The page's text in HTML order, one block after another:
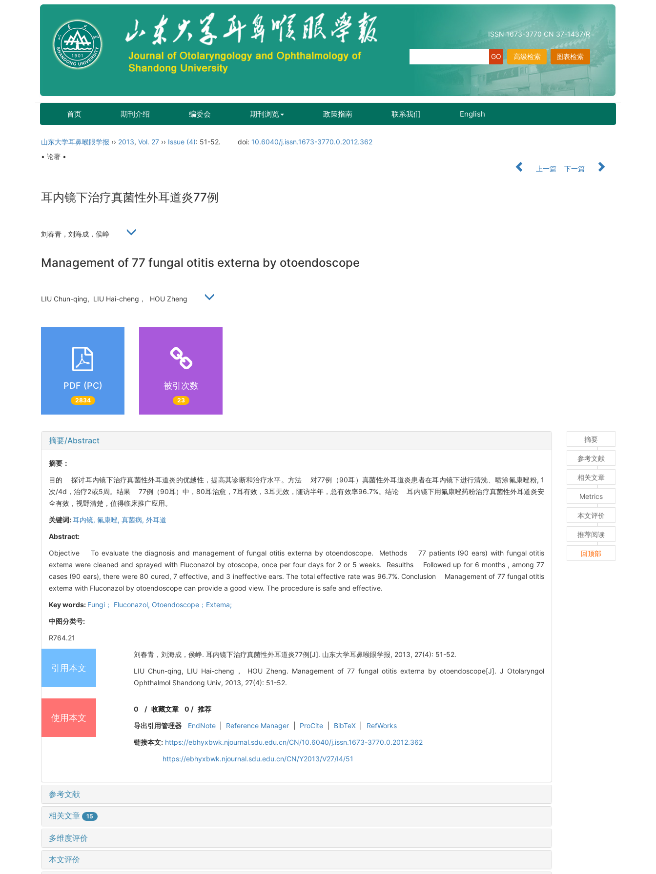
ISSN 1673-3770 CN 37-1437/R
图表检索
高级检索
首页 期刊介绍 编委会 期刊浏览 政策指南 联系我们 English
山东大学耳鼻喉眼学报 ›› 2013, Vol. 27 ›› Issue (4): 51-52. doi: 10.6040/j.issn.1673-3770.0.2012.362
• 论著 •
上一篇
下一篇
耳内镜下治疗真菌性外耳道炎77例
刘春青，刘海成，侯峥
Management of 77 fungal otitis externa by otoendoscope
LIU Chun-qing, LIU Hai-cheng， HOU Zheng
PDF (PC)
2834
被引次数
23
摘要/Abstract
摘要：
目的 探讨耳内镜下治疗真菌性外耳道炎的优越性，提高其诊断和治疗水平。方法 对77例（90耳）真菌性外耳道炎患者在耳内镜下进行清洗、喷涂氟康唑粉, 1
次/4d，治疗2或5周。结果 77例（90耳）中，80耳治愈，7耳有效，3耳无效，随访半年，总有效率96.7%。结论 耳内镜下用氟康唑药粉治疗真菌性外耳道炎安
全有效，视野清楚，值得临床推广应用。
关键词:耳内镜, 氟康唑, 真菌病, 外耳道
Abstract:
Objective To evaluate the diagnosis and management of fungal otitis externa by otoendoscope. Methods 77 patients (90 ears) with fungal otitis
extema were cleaned and sprayed with Fluconazol by otoscope, once per four days for 2 or 5 weeks. Resulths Followed up for 6 months , among 77
cases (90 ears), there were 80 cured, 7 effective, and 3 ineffective ears. The total effective rate was 96.7%. Conclusion Management of 77 fungal otitis
extema with Fluconazol by otoendoscope can provide a good view. The procedure is safe and effective.
Key words: Fungi； Fluconazol, Otoendoscope；Extema;
中图分类号:
R764.21
引用本文
刘春青，刘海成，侯峥. 耳内镜下治疗真菌性外耳道炎77例[J]. 山东大学耳鼻喉眼学报, 2013, 27(4): 51-52.
LIU Chun-qing, LIU Hai-cheng， HOU Zheng. Management of 77 fungal otitis externa by otoendoscope[J]. J Otolaryngol
Ophthalmol Shandong Univ, 2013, 27(4): 51-52.
使用本文
0 /收藏文章 0 / 推荐
导出引用管理器
EndNote Reference Manager ProCite BibTeX
RefWorks
链接本文: https://ebhyxbwk.njournal.sdu.edu.cn/CN/10.6040/j.issn.1673-3770.0.2012.362
https://ebhyxbwk.njournal.sdu.edu.cn/CN/Y2013/V27/I4/51
参考文献
相关文章 15
多维度评价
本文评价
摘要
参考文献
相关文章
Metrics
本文评价
推荐阅读
回顶部